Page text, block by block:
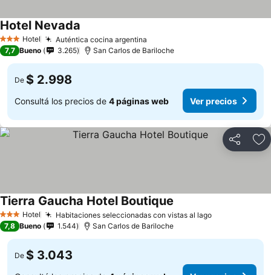
3 Estrellas
Hotel Auténtica cocina argentina
Hotel Nevada
7,7 Bueno 3.265 San Carlos de Bariloche
De $ 2.998
Consultá los precios de 4 páginas web Ver precios
Compartir
3 Estrellas
Hotel Habitaciones seleccionadas con vistas al lago
Tierra Gaucha Hotel Boutique
7,8 Bueno 1.544 San Carlos de Bariloche
De $ 3.043